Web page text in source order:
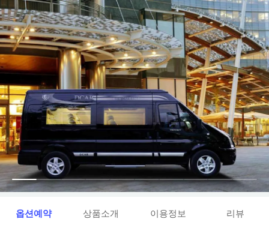
옵션예약 상품소개 이용정보 리뷰